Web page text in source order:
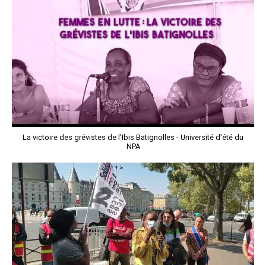
La victoire des grévistes de l'Ibis Batignolles - Université d'été du
NPA